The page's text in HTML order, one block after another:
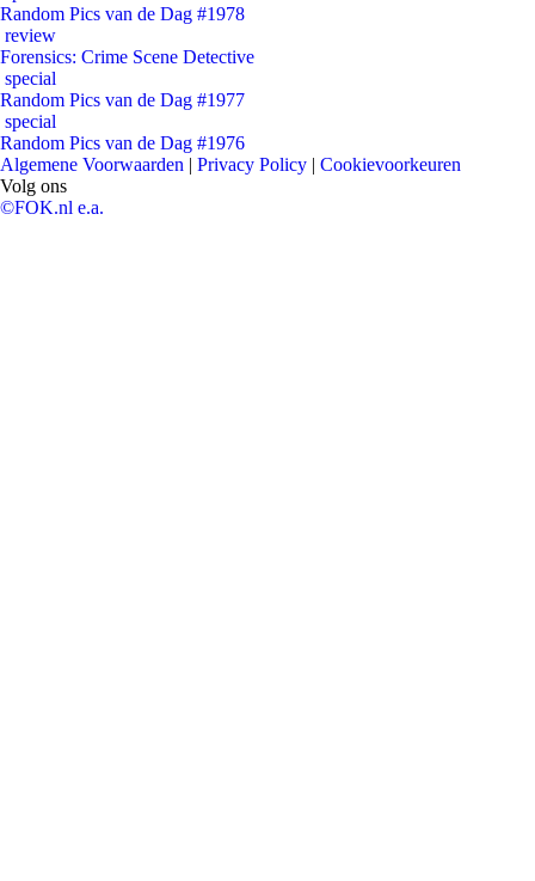
Random Pics van de Dag #1978
review
Forensics: Crime Scene Detective
special
Random Pics van de Dag #1977
special
Random Pics van de Dag #1976
Algemene Voorwaarden | Privacy Policy | Cookievoorkeuren
Volg ons
©FOK.nl e.a.